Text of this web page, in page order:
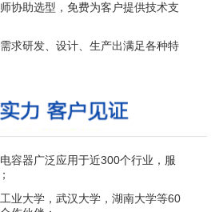
协助选型，免费为客户提供技术支
求研发、设计、生产出满足各种特
容器广泛应用于近300个行业，服
业大学，武汉大学，湖南大学等60